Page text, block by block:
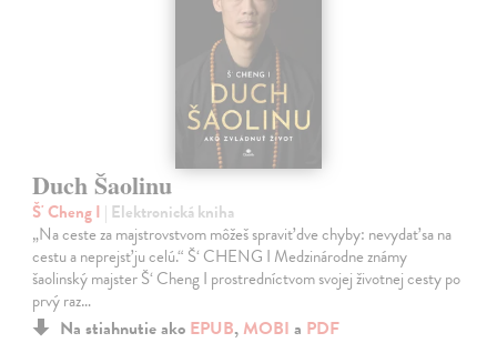
Duch Šaolinu
Š' Cheng I | Elektronická kniha
„Na ceste za majstrovstvom môžeš spraviť dve chyby: nevydať sa na
cestu a neprejsť ju celú.“ Š‘ CHENG I Medzinárodne známy
šaolinský majster Š‘ Cheng I prostredníctvom svojej životnej cesty po
prvý raz…
Na stiahnutie ako EPUB, MOBI a PDF